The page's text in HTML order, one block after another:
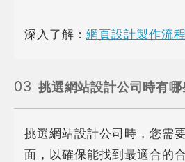
深入了解 : 網頁設計製作流程
03 挑選網站設計公司時有哪
挑選網站設計公司時，您需
面，以確保能找到最適合的